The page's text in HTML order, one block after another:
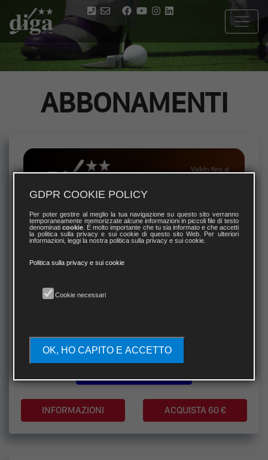
ABBONAMENTI
Abbonamenti a DIGA
ACQUISTA 60 €
GDPR COOKIE POLICY
Per poter gestire al meglio la tua navigazione su questo sito verranno
temporaneamente memorizzate alcune informazioni in piccoli file di testo
denominaticookie . È molto importante che tu sia informato e che accetti
la politica sulla privacy e sui cookie di questo sito Web. Per ulteriori
informazioni, leggi la nostra politica sulla privacy e sui cookie.
Politica sulla privacy e sui cookie
Cookie necessari
OK, HO CAPITO E ACCETTO